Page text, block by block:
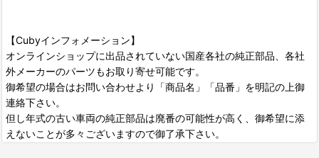
【Cubyインフォメーション】
オンラインショップに出品されていない国産各社の純正部品、各社
外メーカーのパーツもお取り寄せ可能です。
御希望の場合はお問い合わせより「商品名」「品番」を明記の上御
連絡下さい。
但し年式の古い車両の純正部品は廃番の可能性が高く、御希望に添
えないことが多々ございますので御了承下さい。